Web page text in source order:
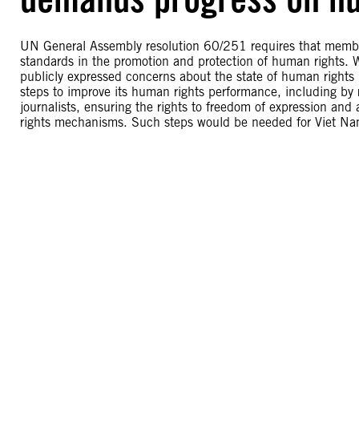
UN General Assembly resolution 60/251 requires that
standards in the promotion and protection of human rights.
publicly expressed concerns about the state of human
steps to improve its human rights performance, including
journalists, ensuring the rights to freedom of expression
rights mechanisms. Such steps would be needed for Viet